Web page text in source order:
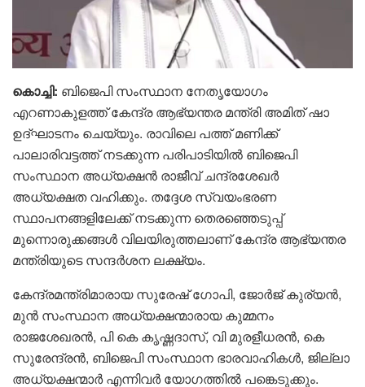
കൊച്ചി: ബിജെപി സംസ്ഥാന നേതൃയോഗം
എറണാകുളത്ത് കേന്ദ്ര ആഭ്യന്തര മന്ത്രി അമിത് ഷാ
ഉദ്ഘാടനം ചെയ്യും. രാവിലെ പത്ത് മണിക്ക്
പാലാരിവട്ടത്ത് നടക്കുന്ന പരിപാടിയിൽ ബിജെപി
സംസ്ഥാന അധ്യക്ഷൻ രാജീവ്‌ ചന്ദ്രശേഖർ
അധ്യക്ഷത വഹിക്കും. തദ്ദേശ സ്വയംഭരണ
സ്ഥാപനങ്ങളിലേക്ക് നടക്കുന്ന തെരഞ്ഞെടുപ്പ്
മുന്നൊരുക്കങ്ങൾ വിലയിരുത്തലാണ് കേന്ദ്ര ആഭ്യന്തര
മന്ത്രിയുടെ സന്ദർശന ലക്ഷ്യം.
കേന്ദ്രമന്ത്രിമാരായ സുരേഷ് ഗോപി, ജോർജ് കുര്യൻ,
മുൻ സംസ്ഥാന അധ്യക്ഷന്മാരായ കുമ്മനം
രാജശേഖരൻ, പി കെ കൃഷ്ണദാസ്, വി മുരളീധരൻ, കെ
സുരേന്ദ്രൻ, ബിജെപി സംസ്ഥാന ഭാരവാഹികൾ, ജില്ലാ
അധ്യക്ഷന്മാർ എന്നിവർ യോഗത്തിൽ പങ്കെടുക്കും.